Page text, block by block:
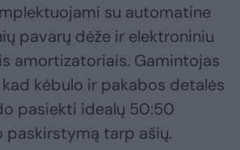
su automatine
pavarų dėže ir elektroniniu
amortizatoriais. Gamintojas
kėbulo ir pakabos detalės
pasiekti idealų 50:50
paskirstymą tarp ašių.